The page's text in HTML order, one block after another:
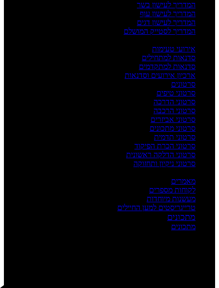
המדריך לעישון בשר
המדריך לעישון עוף
המדריך לעישון דגים
המדריך לסטייק המושלם
אירועי טעימות
סדנאות למתחילים
סדנאות למתקדמים
ארכיון אירועים וסדנאות
סרטונים
סרטוני טיפים
סרטוני הדרכה
סרטוני הרכבה
סרטוני אביזרים
סרטוני מתכונים
סרטוני תדמית
סרטוני הכרת הפיקוד
סרטוני הדלקה ראשונית
סרטוני ניקיון ותחזוקה
מאמרים
לקוחות מספרים
מעשנות מיוחדות
טרייגריסטים למען החיילים
מתכונים
מתכונים